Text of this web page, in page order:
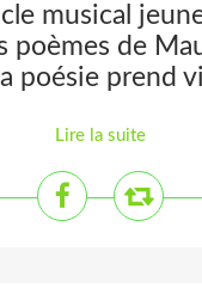
musical
poèmes de
poésie prend
Lire la suite